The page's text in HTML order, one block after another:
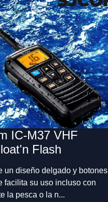
IC-M37 VHF
Flash
un diseño delgado y botones
facilita su uso incluso con
la pesca o la n...